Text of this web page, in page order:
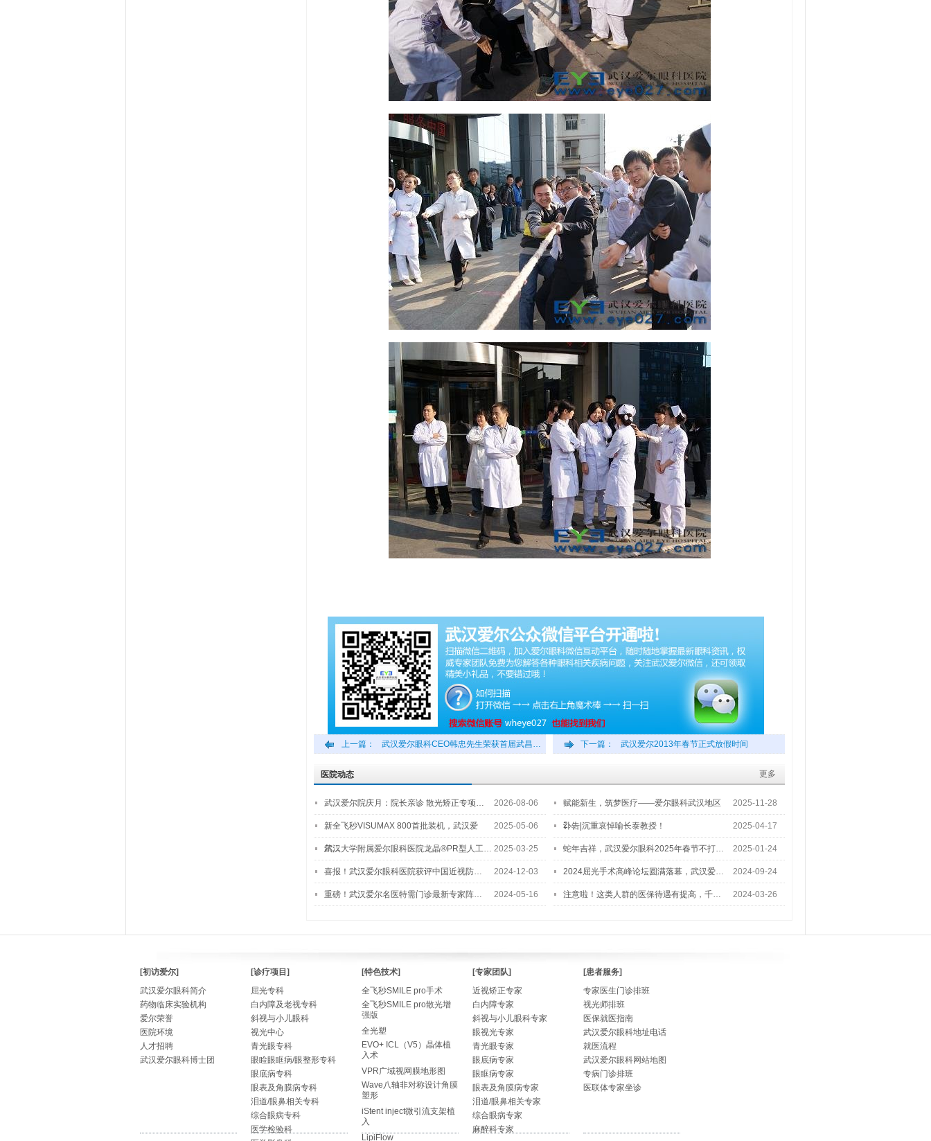
上一篇： 武汉爱尔眼科CEO韩忠先生荣获首届武昌… 下一篇： 武汉爱尔2013年春节正式放假时间
更多
医院动态
武汉爱尔院庆月：院长亲诊 散光矫正专项… 2026-08-06 赋能新生，筑梦医疗——爱尔眼科武汉地区
2…
2025-11-28
新全飞秒VISUMAX 800首批装机，武汉爱
尔…
2025-05-06 讣告|沉重哀悼喻长泰教授！ 2025-04-17
武汉大学附属爱尔眼科医院龙晶®PR型人工… 2025-03-25 蛇年吉祥，武汉爱尔眼科2025年春节不打… 2025-01-24
喜报！武汉爱尔眼科医院获评中国近视防… 2024-12-03 2024屈光手术高峰论坛圆满落幕，武汉爱… 2024-09-24
重磅！武汉爱尔名医特需门诊最新专家阵… 2024-05-16 注意啦！这类人群的医保待遇有提高，千… 2024-03-26
[初访爱尔]
武汉爱尔眼科简介
药物临床实验机构
爱尔荣誉
医院环境
人才招聘
武汉爱尔眼科博士团
[诊疗项目]
屈光专科
白内障及老视专科
斜视与小儿眼科
视光中心
青光眼专科
眼睑眼眶病/眼整形专科
眼底病专科
眼表及角膜病专科
泪道/眼鼻相关专科
综合眼病专科
医学检验科
[特色技术]
全飞秒SMILE pro手术
全飞秒SMILE pro散光增
强版
全光塑
EVO+ ICL（V5）晶体植
入术
VPR广域视网膜地形图
Wave八轴非对称设计角膜
塑形
iStent inject微引流支架植
入
LipiFlow
[专家团队]
近视矫正专家
白内障专家
斜视与小儿眼科专家
眼视光专家
青光眼专家
眼底病专家
眼眶病专家
眼表及角膜病专家
泪道/眼鼻相关专家
综合眼病专家
麻醉科专家
[患者服务]
专家医生门诊排班
视光师排班
医保就医指南
武汉爱尔眼科地址电话
就医流程
武汉爱尔眼科网站地图
专病门诊排班
医联体专家坐诊